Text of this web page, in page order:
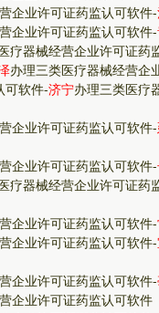
企业许可证药监认可软件-
企业许可证药监认可软件-
疗器械经营企业许可证药
办理三类医疗器械经营企
可软件-济宁办理三类医疗
企业许可证药监认可软件-
企业许可证药监认可软件-
疗器械经营企业许可证药
企业许可证药监认可软件-
企业许可证药监认可软件-
企业许可证药监认可软件-
企业许可证药监认可软件